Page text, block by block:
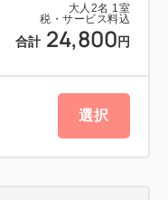
大人 2名 1 室
税・サービス料込
合計 24,800 円
選択